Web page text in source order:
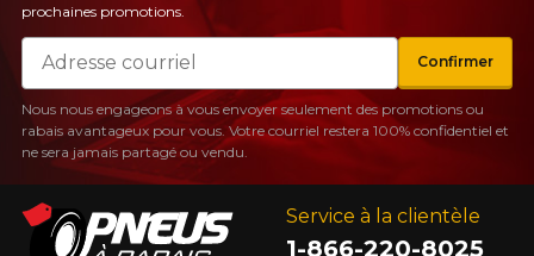
Service à la clientèle
1-866-220-8025
prochaines promotions.
Courriel
Confirmer
Nous nous engageons à vous envoyer seulement des promotions ou
rabais avantageux pour vous. Votre courriel restera 100% confidentiel et
ne sera jamais partagé ou vendu.